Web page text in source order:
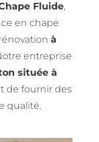
Fluide,
en chape
à
entreprise
située à
de fournir des
qualité.